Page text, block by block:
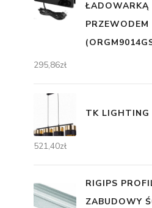
ŁADOWARKĄ
295,86zł
TK
521,40zł
RIGIPS
ZABUDOWY